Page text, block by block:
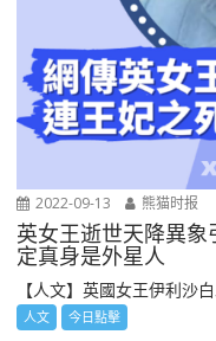
2022-09-13 熊猫时报
英女王逝世天降異
定真身是外星人
【人文】英國女王伊利沙
人文 今日點擊